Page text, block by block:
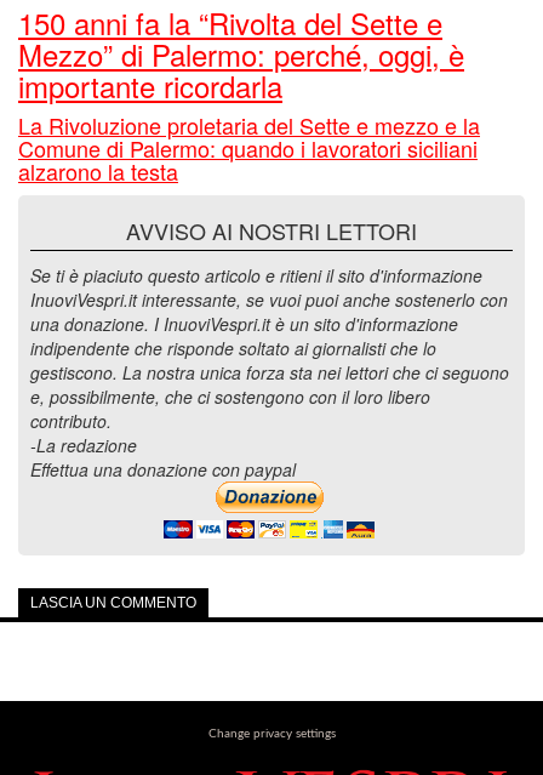
150 anni fa la “Rivolta del Sette e
Mezzo” di Palermo: perché, oggi, è
importante ricordarla
La Rivoluzione proletaria del Sette e mezzo e la
Comune di Palermo: quando i lavoratori siciliani
alzarono la testa
AVVISO AI NOSTRI LETTORI
Se ti è piaciuto questo articolo e ritieni il sito d'informazione
InuoviVespri.it interessante, se vuoi puoi anche sostenerlo con
una donazione. I InuoviVespri.it è un sito d'informazione
indipendente che risponde soltato ai giornalisti che lo
gestiscono. La nostra unica forza sta nei lettori che ci seguono
e, possibilmente, che ci sostengono con il loro libero
contributo.
-La redazione
Effettua una donazione con paypal
LASCIA UN COMMENTO
Change privacy settings